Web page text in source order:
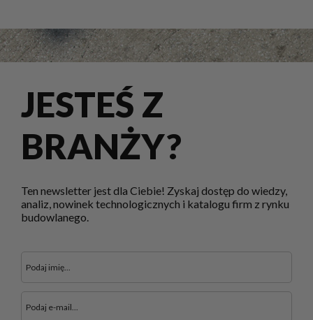
JESTEŚ Z
BRANŻY?
Ten newsletter jest dla Ciebie! Zyskaj dostęp do wiedzy,
analiz, nowinek technologicznych i katalogu firm z rynku
budowlanego.